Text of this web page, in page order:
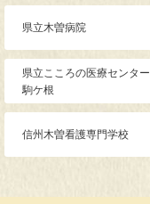
眼科
こころの診療科
発達心療科
耳鼻いんこう科
県立木曽病院
県立こころの医療センター
駒ケ根
信州木曽看護専門学校